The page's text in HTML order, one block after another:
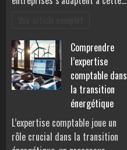
Comprendre
l’expertise
comptable dans
la transition
énergétique
L’expertise comptable joue un
rôle crucial dans la transition